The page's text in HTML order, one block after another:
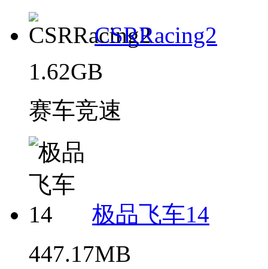
CSRRacing2
1.62GB
赛车竞速
极品飞车14
447.17MB